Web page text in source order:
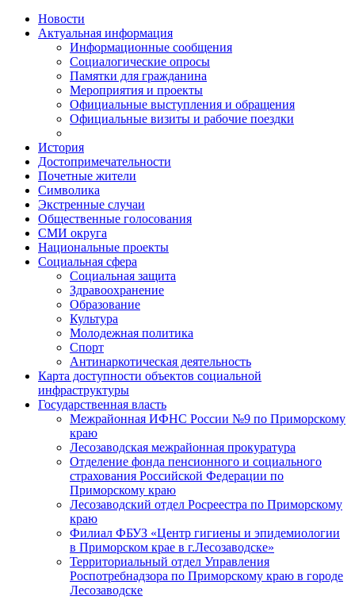
Новости
Актуальная информация
Информационные сообщения
Социалогические опросы
Памятки для гражданина
Мероприятия и проекты
Официальные выступления и обращения
Официальные визиты и рабочие поездки
История
Достопримечательности
Почетные жители
Символика
Экстренные случаи
Общественные голосования
СМИ округа
Национальные проекты
Социальная сфера
Социальная защита
Здравоохранение
Образование
Культура
Молодежная политика
Спорт
Антинаркотическая деятельность
Карта доступности объектов социальной
инфраструктуры
Государственная власть
Межрайонная ИФНС России №9 по Приморскому
краю
Лесозаводская межрайонная прокуратура
Отделение фонда пенсионного и социального
страхования Российской Федерации по
Приморскому краю
Лесозаводский отдел Росреестра по Приморскому
краю
Филиал ФБУЗ «Центр гигиены и эпидемиологии
в Приморском крае в г.Лесозаводске»
Территориальный отдел Управления
Роспотребнадзора по Приморскому краю в городе
Лесозаводске